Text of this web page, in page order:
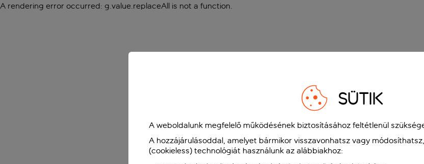
A rendering error occurred: g.value.replaceAll is not a function.
SÜTIK
A weboldalunk megfelelő működésének biztosításához feltétlenül
A hozzájárulásoddal, amelyet bármikor visszavonhatsz vagy
(cookieless) technológiát használunk az alábbiakhoz: